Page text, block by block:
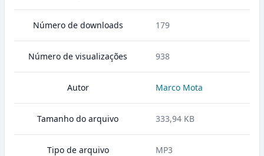
Número de downloads 179
Número de visualizações 938
Autor Marco Mota
Tamanho do arquivo 333,94 KB
Tipo de arquivo MP3